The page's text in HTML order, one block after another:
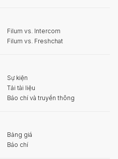
Filum vs. Intercom
Filum vs. Freshchat
Sự kiện
Tải tài liệu
Báo chí và truyền thông
Bảng giá
Báo chí